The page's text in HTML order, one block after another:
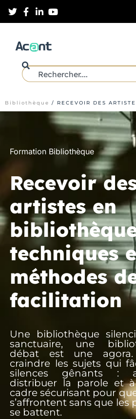
Bibliothèque / RECEVOIR DES
Formation Bibliothèque
Recevoir
artistes en
techniques
méthodes
facilitation
Une bibliothèque
sanctuaire, une
débat est une agora.
craindre les sujets qui
silences gênants :
distribuer la parole et
cadre sécurisant pour
s’affrontent sans que les
se battent.